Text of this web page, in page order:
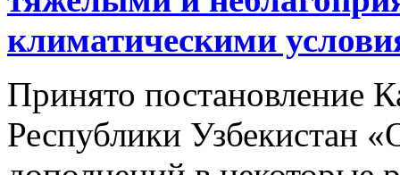
климатическими
Принято постановление
Республики Узбекистан